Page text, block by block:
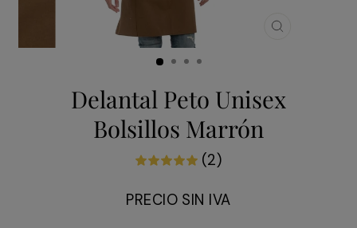
Delantal Peto Unisex
Bolsillos Marrón
(2)
PRECIO SIN IVA